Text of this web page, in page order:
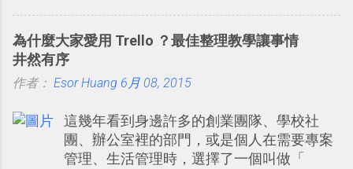
合作，讓彼此都能在手機上查看這次旅行地
圖。
價格也不貴呢？ 如果家裡沒有印表機（或是
沒有好的印表機），又不想跑照相館，那麼
這時候 「便利商店」同樣也提供了印照片的
流程也十分簡單。 之前我在電腦玩物分享
過：「 不需買印表機也免隨身碟， 7-11 全
家雲端列印超方便教學 」。這篇文章則從印
為什麼大家愛用 Trello ？最佳整理教學讓事情
井然有序
作者： Esor Huang 6月 08, 2015
這幾年看到身邊許多的創業團隊、學校社
團、辦公室裡的部門，或是個人在需要專案
管理、生活管理時，選擇了一個叫做「